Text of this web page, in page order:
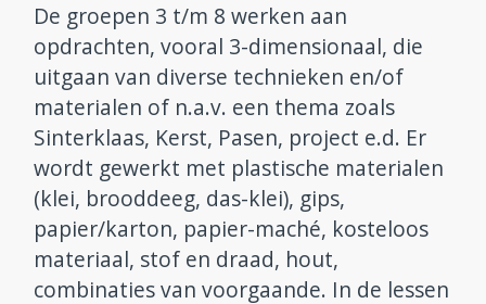
De groepen 3 t/m 8 werken aan
opdrachten, vooral 3-dimensionaal, die
uitgaan van diverse technieken en/of
materialen of n.a.v. een thema zoals
Sinterklaas, Kerst, Pasen, project e.d. Er
wordt gewerkt met plastische materialen
(klei, brooddeeg, das-klei), gips,
papier/karton, papier-maché, kosteloos
materiaal, stof en draad, hout,
combinaties van voorgaande. In de lessen